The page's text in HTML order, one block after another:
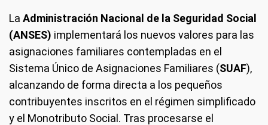
La Administración Nacional de la Seguridad Social
(ANSES) implementará los nuevos valores para las
asignaciones familiares contempladas en el
Sistema Único de Asignaciones Familiares (SUAF),
alcanzando de forma directa a los pequeños
contribuyentes inscritos en el régimen simplificado
y el Monotributo Social. Tras procesarse el